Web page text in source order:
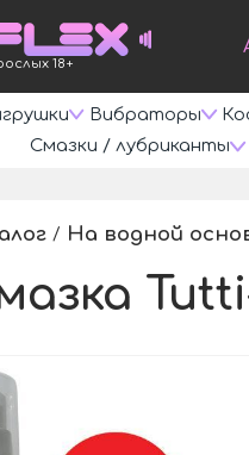
18+
Вибраторы
Смазки / лубриканты
/ На водной